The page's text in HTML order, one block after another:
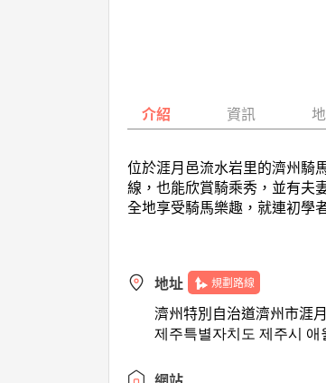
介紹 資訊
位於涯月邑流水岩里的濟州騎
線，也能欣賞騎乘秀，並有夫
全地享受騎馬樂趣，就連初學
地址 規劃路線
濟州特別自治道濟州市涯
제주특별자치도 제주시